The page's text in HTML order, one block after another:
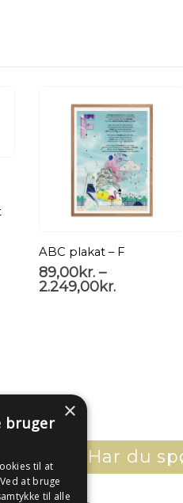
ABC plakat – F
89,00kr. –
2.249,00kr.
Har du
×
bruger
til at
at bruge
til alle